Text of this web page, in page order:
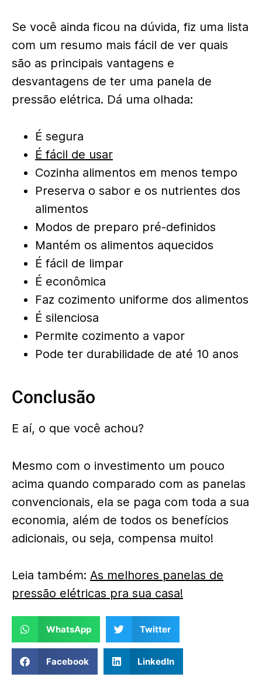
Se você ainda ficou na dúvida, fiz uma lista
com um resumo mais fácil de ver quais
são as principais vantagens e
desvantagens de ter uma panela de
pressão elétrica. Dá uma olhada:
É segura
É fácil de usar
Cozinha alimentos em menos tempo
Preserva o sabor e os nutrientes dos
alimentos
Modos de preparo pré-definidos
Mantém os alimentos aquecidos
É fácil de limpar
É econômica
Faz cozimento uniforme dos alimentos
É silenciosa
Permite cozimento a vapor
Pode ter durabilidade de até 10 anos
Conclusão
E aí, o que você achou?
Mesmo com o investimento um pouco
acima quando comparado com as panelas
convencionais, ela se paga com toda a sua
economia, além de todos os benefícios
adicionais, ou seja, compensa muito!
Leia também: As melhores panelas de
pressão elétricas pra sua casa!
WhatsApp Twitter
Facebook LinkedIn